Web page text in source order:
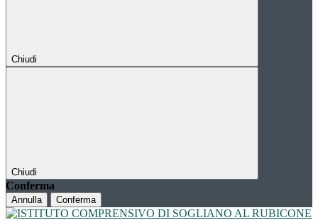
Chiudi
Chiudi
Conferma
Annulla Conferma